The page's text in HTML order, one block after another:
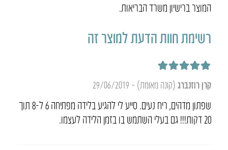
המוצר ברישיון משרד הבריאות.
רשימת חוות הדעת למוצר זה
קרן רוזנברג (קונה מאומת) –
29/06/2019
שפתון מדהים, ריח נעים. סייע לי להגיע בלידה מפתיחה 6 ל-8 תוך
20 דקות!!! גם בעלי השתמש בו בזמן הלידה לעצמו.